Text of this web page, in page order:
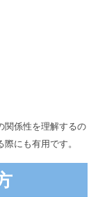
関係性を理解するの
にも有用です。